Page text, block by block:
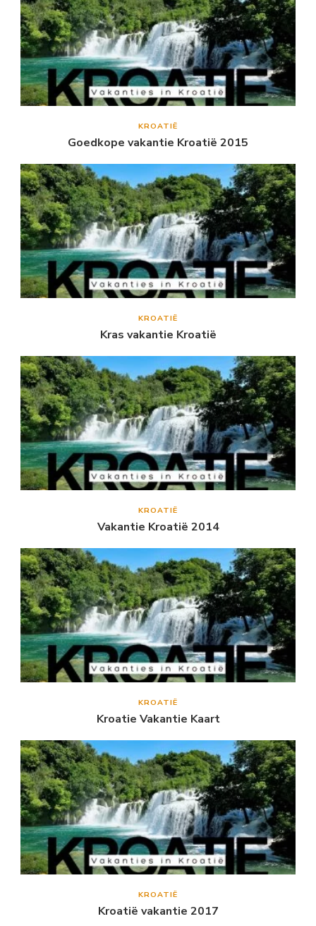
KROATIË
Goedkope vakantie Kroatië 2015
KROATIË
Kras vakantie Kroatië
KROATIË
Vakantie Kroatië 2014
KROATIË
Kroatie Vakantie Kaart
KROATIË
Kroatië vakantie 2017